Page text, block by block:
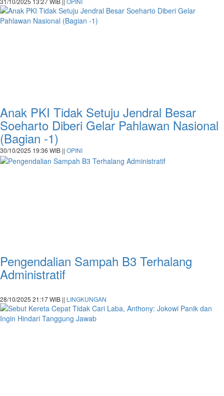
Anak PKI Tidak Setuju Jendral Besar
Soeharto Diberi Gelar Pahlawan Nasional
(Bagian -1)
30/10/2025 19:36 WIB || OPINI
Pengendalian Sampah B3 Terhalang
Administratif
28/10/2025 21:17 WIB || LINGKUNGAN